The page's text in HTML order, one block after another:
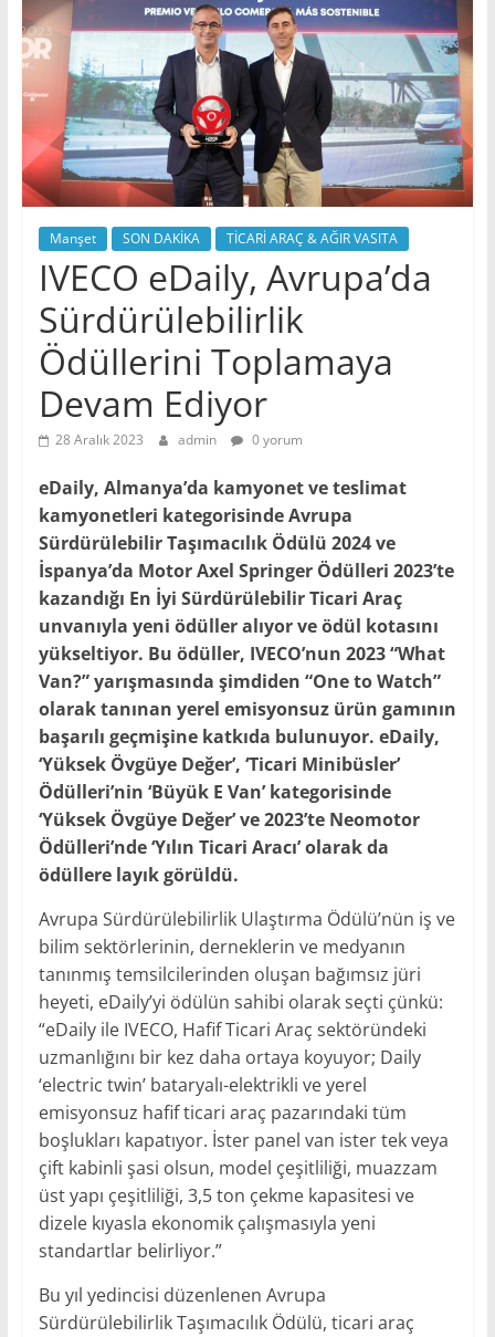
Manşet SON DAKİKA TİCARİ ARAÇ & AĞIR VASITA
IVECO eDaily, Avrupa’da
Sürdürülebilirlik
Ödüllerini Toplamaya
Devam Ediyor
28 Aralık 2023 admin 0 yorum
eDaily, Almanya’da kamyonet ve teslimat
kamyonetleri kategorisinde Avrupa
Sürdürülebilir Taşımacılık Ödülü 2024 ve
İspanya’da Motor Axel Springer Ödülleri 2023’te
kazandığı En İyi Sürdürülebilir Ticari Araç
unvanıyla yeni ödüller alıyor ve ödül kotasını
yükseltiyor. Bu ödüller, IVECO’nun 2023 “What
Van?” yarışmasında şimdiden “One to Watch”
olarak tanınan yerel emisyonsuz ürün gamının
başarılı geçmişine katkıda bulunuyor. eDaily,
‘Yüksek Övgüye Değer’, ‘Ticari Minibüsler’
Ödülleri’nin ‘Büyük E Van’ kategorisinde
‘Yüksek Övgüye Değer’ ve 2023’te Neomotor
Ödülleri’nde ‘Yılın Ticari Aracı’ olarak da
ödüllere layık görüldü.
Avrupa Sürdürülebilirlik Ulaştırma Ödülü’nün iş ve
bilim sektörlerinin, derneklerin ve medyanın
tanınmış temsilcilerinden oluşan bağımsız jüri
heyeti, eDaily’yi ödülün sahibi olarak seçti çünkü:
“eDaily ile IVECO, Hafif Ticari Araç sektöründeki
uzmanlığını bir kez daha ortaya koyuyor; Daily
‘electric twin’ bataryalı-elektrikli ve yerel
emisyonsuz hafif ticari araç pazarındaki tüm
boşlukları kapatıyor. İster panel van ister tek veya
çift kabinli şasi olsun, model çeşitliliği, muazzam
üst yapı çeşitliliği, 3,5 ton çekme kapasitesi ve
dizele kıyasla ekonomik çalışmasıyla yeni
standartlar belirliyor.”
Bu yıl yedincisi düzenlenen Avrupa
Sürdürülebilirlik Taşımacılık Ödülü, ticari araç